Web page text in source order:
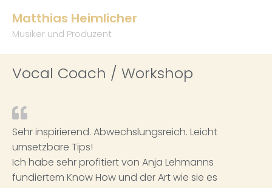
Matthias Heimlicher
Musiker und Produzent
Vocal Coach / Workshop
Sehr inspirierend. Abwechslungsreich. Leicht
umsetzbare Tips!
Ich habe sehr profitiert von Anja Lehmanns
fundiertem Know How und der Art wie sie es